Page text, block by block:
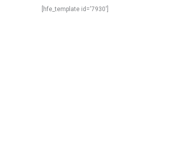
[hfe_template id='7930']